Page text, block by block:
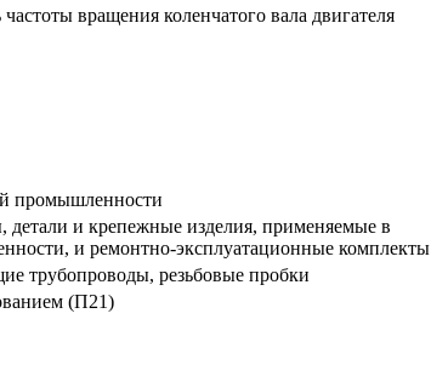
вращения коленчатого вала двигателя
промышленности
и крепежные изделия, применяемые в
и ремонтно-эксплуатационные комплекты
трубопроводы, резьбовые пробки
(П21)